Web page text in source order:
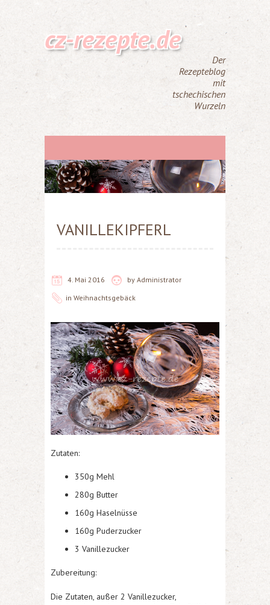
cz-rezepte.de
Der
Rezepteblog
mit
tschechischen
Wurzeln
VANILLEKIPFERL
4. Mai 2016 by Administrator
in Weihnachtsgebäck
Zutaten:
350g Mehl
280g Butter
160g Haselnüsse
160g Puderzucker
3 Vanillezucker
Zubereitung:
Die Zutaten, außer 2 Vanillezucker,